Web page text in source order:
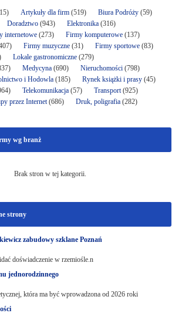
Artykuły dla firm(519) Biura Podróży(59)
Doradztwo(943) Elektronika (316)
internetowe (273) Firmy komputerowe(137)
Firmy muzyczne(31) Firmy sportowe(83)
Lokale gastronomiczne(279)
Medycyna(690) Nieruchomości(798)
i Hodowla(185) Rynek książki i prasy(45)
Telekomunikacja(57) Transport(925)
przez Internet(686) Druk, poligrafia(282)
wg branż
Brak stron w tej kategorii.
strony
zabudowy szklane Poznań
doświadczenie w rzemiośle.n
jednorodzinnego
która ma być wprowadzona od 2026 roki